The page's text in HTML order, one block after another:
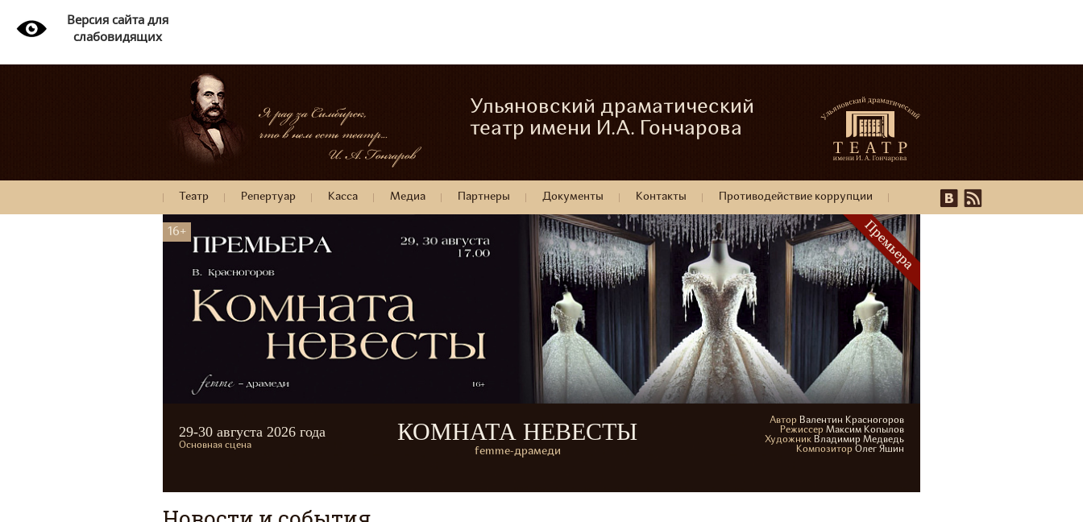
Версия сайта для
слабовидящих
Ульяновский драматический
театр имени И.А. Гончарова
Театр Репертуар Касса Медиа Партнеры Документы Контакты Противодействие коррупции
16+
29-30 августа 2026 года
Основная сцена
КОМНАТА НЕВЕСТЫ
femme-драмеди
Автор Валентин Красногоров
Режиcсер Максим Копылов
Художник Владимир Медведь
Композитор Олег Яшин